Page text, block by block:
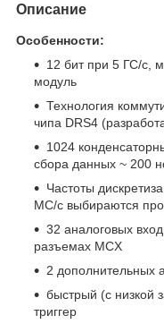
Описание
Особенности:
12 бит при 5 ГС/с,
модуль
Технология
чипа DRS4
1024
сбора данных ~ 200
Частоты
МС/с выбираются
32 аналоговых
разъемах MCX
2 дополнительных
быстрый (с низкой
триггер